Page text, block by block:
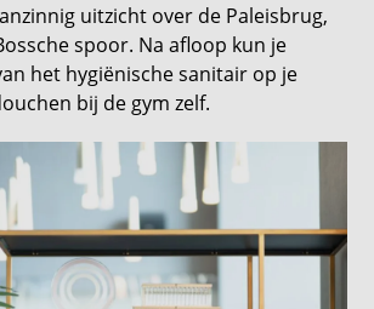
uitzicht over de Paleisbrug,
spoor. Na afloop kun je
het hygiënische sanitair op je
bij de gym zelf.